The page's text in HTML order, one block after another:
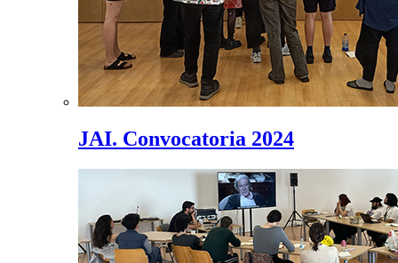
JAI. Convocatoria 2024